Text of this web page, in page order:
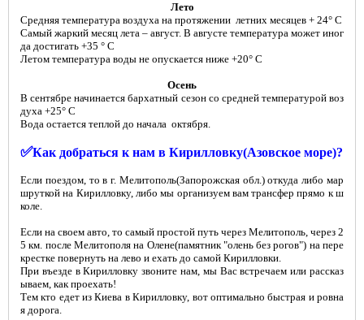
Лето
Средняя температура воздуха на протяжении летних месяцев + 24° С
Самый жаркий месяц лета – август. В августе температура может иног
да достигать +35 ° С
Летом температура воды не опускается ниже +20° С
Осень
В сентябре начинается бархатный сезон со средней температурой воз
духа +25° С
Вода остается теплой до начала октября.
✅Как добраться к нам в Кирилловку(Азовское море)?
Если поездом, то в г. Мелитополь(Запорожская обл.) откуда либо мар
шруткой на Кирилловку, либо мы организуем вам трансфер прямо к ш
коле.
Если на своем авто, то самый простой путь через Мелитополь, через 2
5 км. после Мелитополя на Олене(памятник "олень без рогов") на пере
крестке повернуть на лево и ехать до самой Кирилловки.
При въезде в Кирилловку звоните нам, мы Вас встречаем или рассказ
ываем, как проехать!
Тем кто едет из Киева в Кирилловку, вот оптимально быстрая и ровна
я дорога.